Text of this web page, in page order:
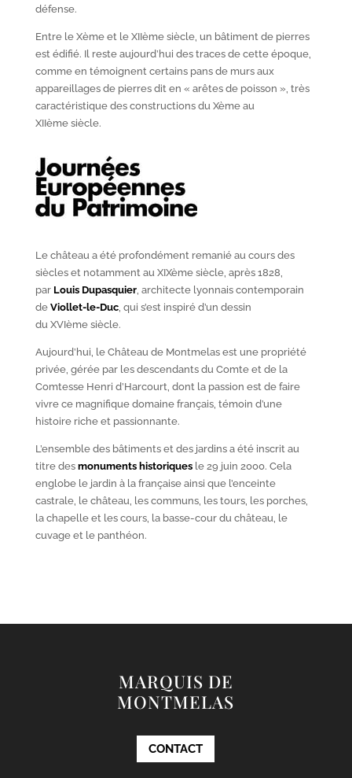
défense.
Entre le Xèmeet le XIIèmesiècle, un bâtiment de pierres
est édifié. Il reste aujourd’hui des traces de cette époque,
comme en témoignent certains pans de murs aux
appareillages de pierres dit en « arêtes de poisson », très
caractéristique des constructions du Xèmeau
XIIèmesiècle.
Le château a été profondément remanié au cours des
siècles et notamment au XIXèmesiècle, après 1828,
par Louis Dupasquier, architecte lyonnais contemporain
de Viollet-le-Duc, qui s’est inspiré d’un dessin
du XVIèmesiècle.
Aujourd’hui, le Château de Montmelas est une propriété
privée, gérée par les descendants du Comte et de la
Comtesse Henri d’Harcourt, dont la passion est de faire
vivre ce magnifique domaine français, témoin d’une
histoire riche et passionnante.
L’ensemble des bâtiments et des jardins a été inscrit au
titre des monuments historiquesle 29 juin 2000. Cela
englobe le jardin à la française ainsi que l’enceinte
castrale, le château, les communs, les tours, les porches,
la chapelle et les cours, la basse-cour du château, le
cuvage et le panthéon.
MARQUIS DE
MONTMELAS
CONTACT